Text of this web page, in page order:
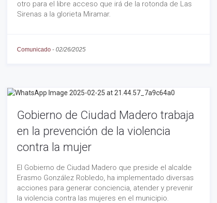
otro para el libre acceso que irá de la rotonda de Las
Sirenas a la glorieta Miramar.
Comunicado - 02/26/2025
Gobierno de Ciudad Madero trabaja
en la prevención de la violencia
contra la mujer
El Gobierno de Ciudad Madero que preside el alcalde
Erasmo González Robledo, ha implementado diversas
acciones para generar conciencia, atender y prevenir
la violencia contra las mujeres en el municipio.